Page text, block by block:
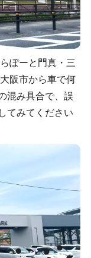
ぽーと門真・三
阪市から車で何
混み具合で、誤
てみてください